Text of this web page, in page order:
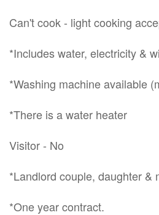
Can't cook - light cooking
*Includes water, electricity &
*Washing machine available
*There is a water heater
Visitor - No
*Landlord couple, daughter &
*One year contract.